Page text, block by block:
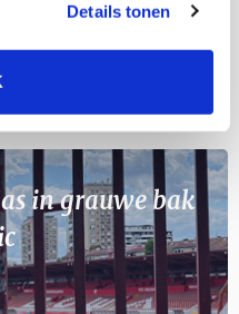
Details tonen
in grauwe bak